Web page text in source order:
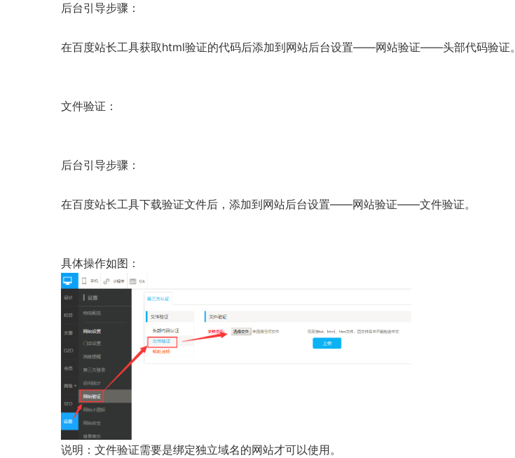
后台引导步骤：
在百度站长工具获取html验证的代码后添加到网站后台设置——网站验证——头部代码验证。
文件验证：
后台引导步骤：
在百度站长工具下载验证文件后，添加到网站后台设置——网站验证——文件验证。
具体操作如图：
说明：文件验证需要是绑定独立域名的网站才可以使用。